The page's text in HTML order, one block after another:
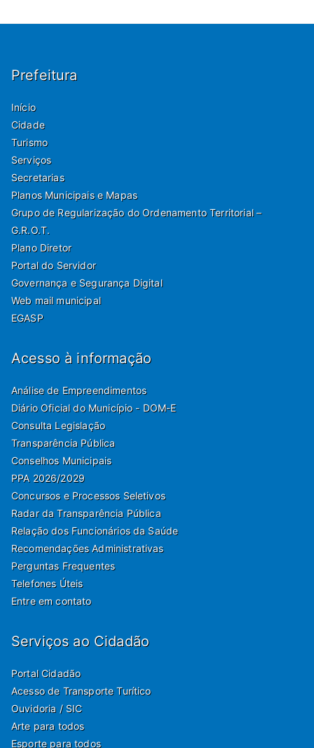
Prefeitura
Início
Cidade
Turismo
Serviços
Secretarias
Planos Municipais e Mapas
Grupo de Regularização do Ordenamento Territorial –
G.R.O.T.
Plano Diretor
Portal do Servidor
Governança e Segurança Digital
Web mail municipal
EGASP
Acesso à informação
Análise de Empreendimentos
Diário Oficial do Município - DOM-E
Consulta Legislação
Transparência Pública
Conselhos Municipais
PPA 2026/2029
Concursos e Processos Seletivos
Radar da Transparência Pública
Relação dos Funcionários da Saúde
Recomendações Administrativas
Perguntas Frequentes
Telefones Úteis
Entre em contato
Serviços ao Cidadão
Portal Cidadão
Acesso de Transporte Turítico
Ouvidoria / SIC
Arte para todos
Esporte para todos